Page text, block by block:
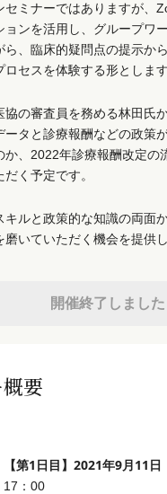
セミナーではありますが、
ョンを活用し、グループワ
ら、臨床的疑問点の提示か
セスを体験する形とします
協の審査員を務める林田氏
ータと診療報酬などの政策
か、2022年診療報酬改定の
く予定です。
キルと政策的な知識の両面
磨いていただく機会を提供し
開催終了しました
要
【第1日目】2021年9月11日
17：00